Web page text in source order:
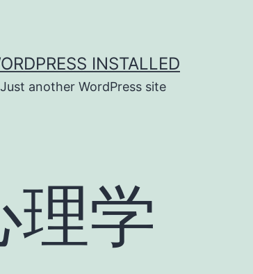
INSTALLED
Just another WordPress site
理学